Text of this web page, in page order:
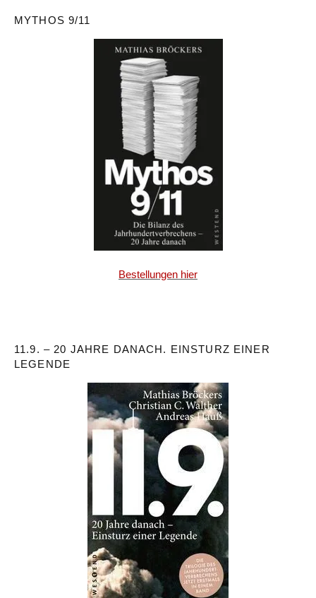
MYTHOS 9/11
Bestellungen hier
11.9. – 20 JAHRE DANACH. EINSTURZ EINER
LEGENDE